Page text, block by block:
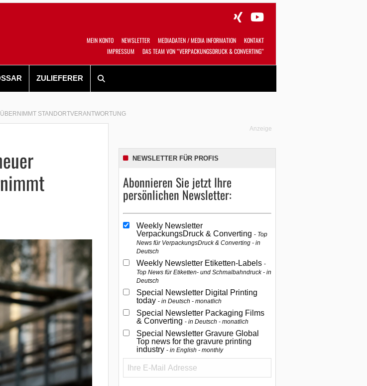
MEIN KONTO NEWSLETTER MEDIADATEN / MEDIA INFORMATION
KONTAKT
IMPRESSUM
DAS TEAM VON “VERPACKUNGSDRUCK & CONVERTING”
ZULIEFERER
STANDORTVERANTWORTUNG
Anzeige
NEWSLETTER FÜR PROFIS
Abonnieren Sie jetzt Ihre
persönlichen Newsletter:
Weekly Newsletter
VerpackungsDruck & Converting Top
News für VerpackungsDruck & Converting - in
Deutsch
Weekly Newsletter Etiketten-Labels
Top News für Etiketten- und Schmalbahndruck - in
Deutsch
Special Newsletter Digital Printing
today in Deutsch - monatlich
Special Newsletter Packaging Films
& Converting in Deutsch - monatlich
Special Newsletter Gravure Global
Top news for the gravure printing
industry in English - monthly